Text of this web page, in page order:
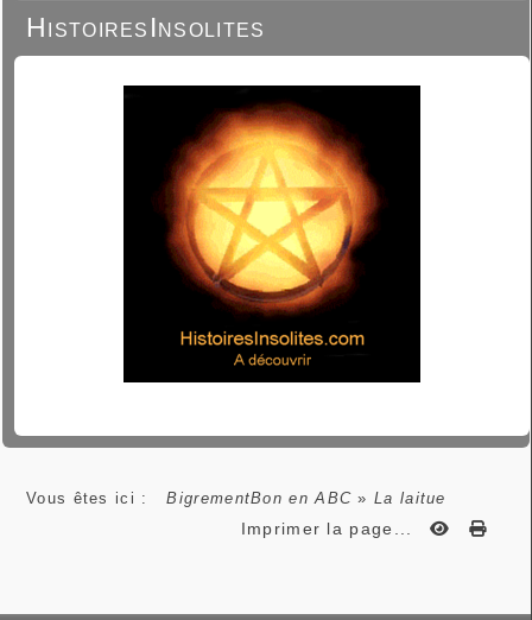
HistoiresInsolites
Vous êtes ici : BigrementBon en ABC»La laitue
Imprimer la page...